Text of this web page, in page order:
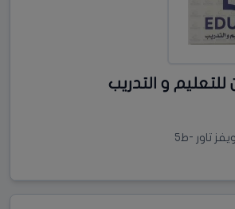
للتعليم و التدريب
تاور -ط5